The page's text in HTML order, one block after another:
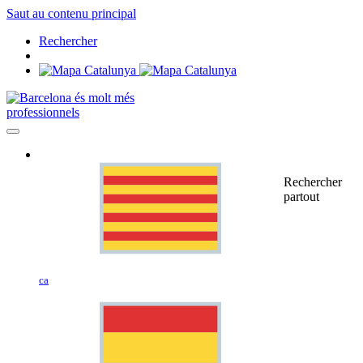
Saut au contenu principal
Rechercher
professionnels
ca
Rechercher
partout